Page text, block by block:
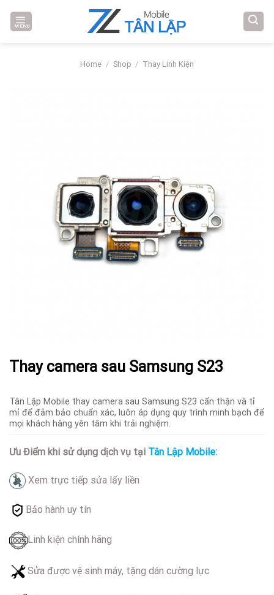
MENU
Home / Shop / Thay Linh Kiện
Thay camera sau Samsung S23
Tân Lập Mobile thay camera sau Samsung S23 cẩn thận và tỉ
mỉ để đảm bảo chuẩn xác, luôn áp dụng quy trình minh bạch để
mọi khách hàng yên tâm khi trải nghiệm.
Ưu Điểm khi sử dụng dịch vụ tại Tân Lập Mobile:
Xem trực tiếp sửa lấy liền
Bảo hành uy tín
Linh kiện chính hãng
Sửa được vệ sinh máy, tặng dán cường lực